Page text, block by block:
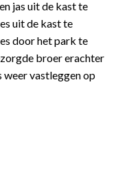
jas uit de kast te
uit de kast te
door het park te
broer erachter
weer vastleggen op